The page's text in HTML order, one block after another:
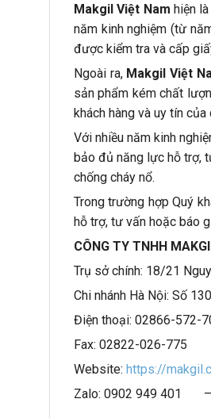
Makgil Việt Nam hiện
năm kinh nghiệm (từ
được kiểm tra và cấp
Ngoài ra, Makgil Việt
sản phẩm kém chất
khách hàng và uy tín của
Với nhiều năm kinh
bảo đủ năng lực hỗ trợ,
chống cháy nổ.
Trong trường hợp Quý
hỗ trợ, tư vấn hoặc báo
CÔNG TY TNHH
Trụ sở chính: 18/21
Chi nhánh Hà Nội: Số
Điện thoại: 02866-572-
Fax: 02822-026-775
Website: https://
Zalo: 0902 949